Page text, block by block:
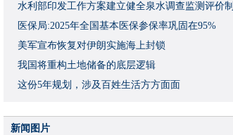
水利部印发工作方案建立健全泉水调查监测评价制
度
医保局:2025年全国基本医保参保率巩固在95%
美军宣布恢复对伊朗实施海上封锁
我国将重构土地储备的底层逻辑
这份5年规划，涉及百姓生活方方面面
新闻图片